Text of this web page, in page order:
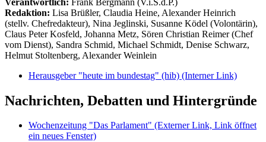
Redaktion: Lisa Brüßler, Claudia Heine, Alexander Heinrich
(stellv. Chefredakteur), Nina Jeglinski, Susanne Ködel (Volontärin),
Claus Peter Kosfeld, Johanna Metz, Sören Christian Reimer (Chef
vom Dienst), Sandra Schmid, Michael Schmidt, Denise Schwarz,
Helmut Stoltenberg, Alexander Weinlein
Herausgeber "heute im bundestag" (hib) (Interner Link)
Nachrichten, Debatten und Hintergründe
Wochenzeitung "Das Parlament" (Externer Link, Link öffnet
ein neues Fenster)